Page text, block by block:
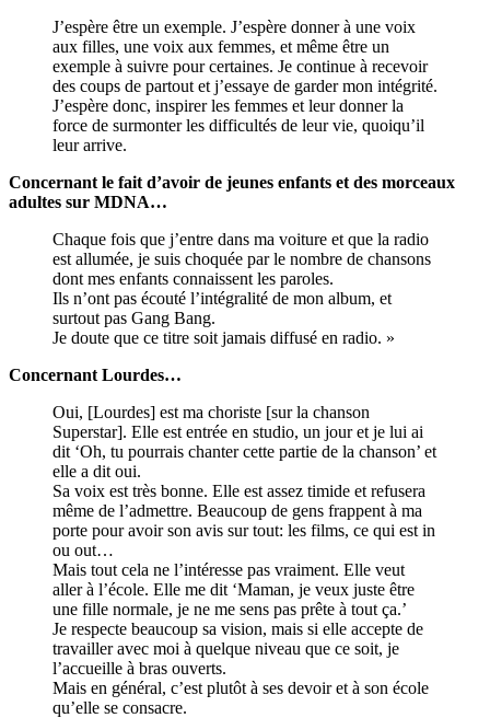
J’espère être un exemple. J’espère donner à une voix
aux filles, une voix aux femmes, et même être un
exemple à suivre pour certaines. Je continue à recevoir
des coups de partout et j’essaye de garder mon intégrité.
J’espère donc, inspirer les femmes et leur donner la
force de surmonter les difficultés de leur vie, quoiqu’il
leur arrive.
Concernant le fait d’avoir de jeunes enfants et des morceaux
adultes sur MDNA…
Chaque fois que j’entre dans ma voiture et que la radio
est allumée, je suis choquée par le nombre de chansons
dont mes enfants connaissent les paroles.
Ils n’ont pas écouté l’intégralité de mon album, et
surtout pas Gang Bang.
Je doute que ce titre soit jamais diffusé en radio. »
Concernant Lourdes…
Oui, [Lourdes] est ma choriste [sur la chanson
Superstar]. Elle est entrée en studio, un jour et je lui ai
dit ‘Oh, tu pourrais chanter cette partie de la chanson’ et
elle a dit oui.
Sa voix est très bonne. Elle est assez timide et refusera
même de l’admettre. Beaucoup de gens frappent à ma
porte pour avoir son avis sur tout: les films, ce qui est in
ou out…
Mais tout cela ne l’intéresse pas vraiment. Elle veut
aller à l’école. Elle me dit ‘Maman, je veux juste être
une fille normale, je ne me sens pas prête à tout ça.’
Je respecte beaucoup sa vision, mais si elle accepte de
travailler avec moi à quelque niveau que ce soit, je
l’accueille à bras ouverts.
Mais en général, c’est plutôt à ses devoir et à son école
qu’elle se consacre.